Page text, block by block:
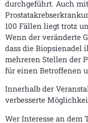
durchgeführt. Auch
100 Fällen liegt trotz
Wenn der veränderte
dass die Biopsienadel
mehreren Stellen der
für einen Betroffenen
Innerhalb der
verbesserte
Wer Interesse an dem